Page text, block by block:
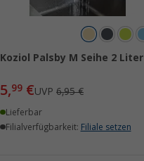
Koziol Palsby M Seihe 2 Liter
5,99 €UVP6,95 €
Lieferbar
Filialverfügbarkeit: Filiale setzen